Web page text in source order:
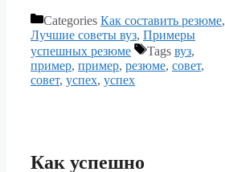
Categories Как составить резюме,
Лучшие советы вуз, Примеры
успешных резюме
Tags вуз,
пример, пример, резюме, совет,
совет, успех, успех
Как успешно